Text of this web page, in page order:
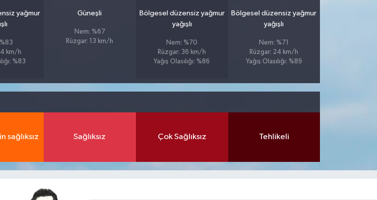
yağmur
km/h
%83
Güneşli
Nem: %67
Rüzgar: 13 km/h
Bölgesel düzensiz yağmur
yağışlı
Nem: %70
Rüzgar: 36 km/h
Yağış Olasılığı: %86
Bölgesel düzensiz yağmur
yağışlı
Nem: %71
Rüzgar: 24 km/h
Yağış Olasılığı: %89
sağlıksız Sağlıksız Çok Sağlıksız Tehlikeli